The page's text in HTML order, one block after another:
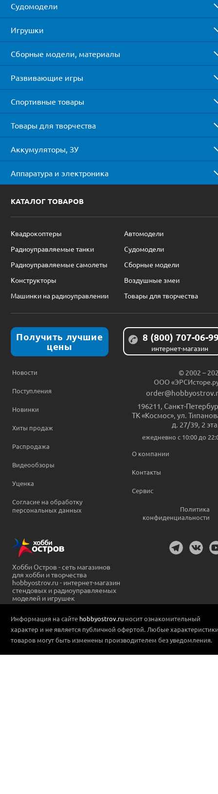
Судомодели
Игрушки
Сборные модели, материалы
Развивающие игры
Спортивные товары
Товары для творчества
Аккумуляторы, ЗУ
Аппаратура и электроника
КАТАЛОГ ТОВАРОВ
Квадрокоптеры
Автомодели
Радиоуправляемые танки
Судомодели
Радиоуправляемые самолеты
Сборные модели
Конструкторы
Воздушные змеи
Машинки на радиоуправлении
Товары для творчества
Получить лучшие
цены
8 (800) 707-06-
интернет-магазин
Новости
Поступления
Новинки
Хиты продаж
Распродажа
Видеообзоры
Уценка
Согласие на обработку
персональных данных
© 2002 –
ООО
196211, Санкт-
ТК «Космос», ул.
д. 27/39, 2
ежедневно c 10:00 до
О компании
Контакты
Сервис
Политика
конфиденциальности
Хобби Остров - сеть магазинов
для хобби и творчества
hobbyostrov.ru - интернет-магазин
стендовых и радиоуправляемых
моделей и игрушек
Информация на сайте hobbyostrov.ru носит ознакомительный
характер и не является публичной офертой. Любые
товаров могут быть изменены производителем без уведомления.